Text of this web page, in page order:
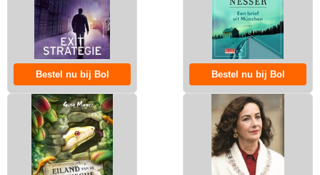
Bestel nu bij Bol Bestel nu bij Bol